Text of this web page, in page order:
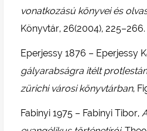
vonatkozású könyvei és
Könyvtár, 26(2004), 225–266.
Eperjessy 1876 – Eperjessy
gályarabságra itélt
zürichi városi könyvtárban,
Fabinyi 1975 – Fabinyi Tibor,